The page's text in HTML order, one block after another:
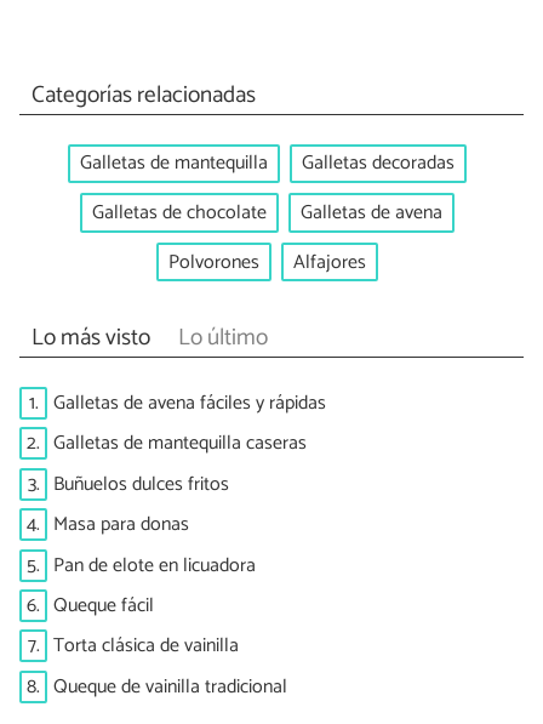
Categorías relacionadas
Galletas de mantequilla
Galletas decoradas
Galletas de chocolate
Galletas de avena
Polvorones
Alfajores
Lo más visto Lo último
1. Galletas de avena fáciles y rápidas
2. Galletas de mantequilla caseras
3. Buñuelos dulces fritos
4. Masa para donas
5. Pan de elote en licuadora
6. Queque fácil
7. Torta clásica de vainilla
8. Queque de vainilla tradicional